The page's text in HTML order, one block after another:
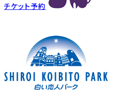
チケット予約